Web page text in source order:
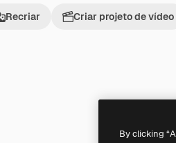
Recriar Criar projeto de vídeo
By clicking